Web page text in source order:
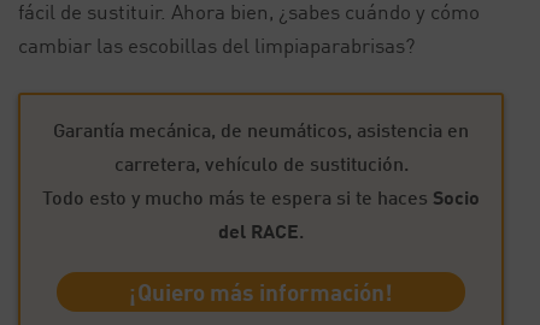
fácil de sustituir. Ahora bien, ¿sabes cuándo y cómo
cambiar las escobillas del limpiaparabrisas?
Garantía mecánica, de neumáticos, asistencia en
carretera, vehículo de sustitución.
Todo esto y mucho más te espera si te haces Socio
del RACE.
¡Quiero más información!